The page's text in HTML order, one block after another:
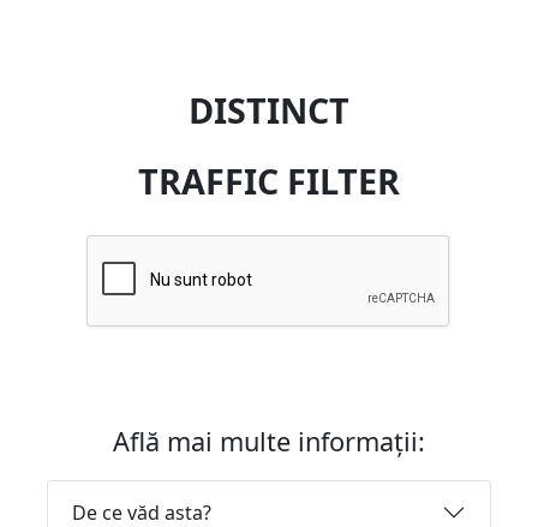
DISTINCT
TRAFFIC FILTER
Află mai multe informații:
De ce văd asta?